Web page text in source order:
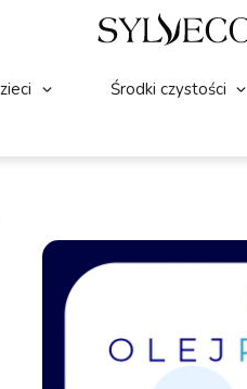
Środki czystości
NOWOŚĆ!
Sylveco Pure
skóry i paznokci.